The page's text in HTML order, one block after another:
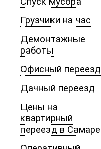
Грузчики на час
Демонтажные
работы
Офисный переезд
Дачный переезд
Цены на
квартирный
переезд в Самаре